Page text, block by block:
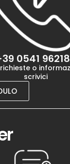
0541
o
scrivici